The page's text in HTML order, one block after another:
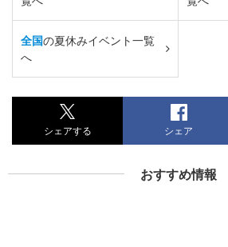
全国の夏休みイベント一覧
へ
シェアする シェア
おすすめ情報